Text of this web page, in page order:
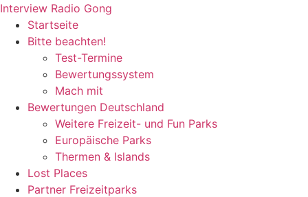
Zum
Inhalt
wechseln
Interview Radio Gong
Startseite
Bitte beachten!
Test-Termine
Bewertungssystem
Mach mit
Bewertungen Deutschland
Weitere Freizeit- und Fun Parks
Europäische Parks
Thermen & Islands
Lost Places
Partner Freizeitparks